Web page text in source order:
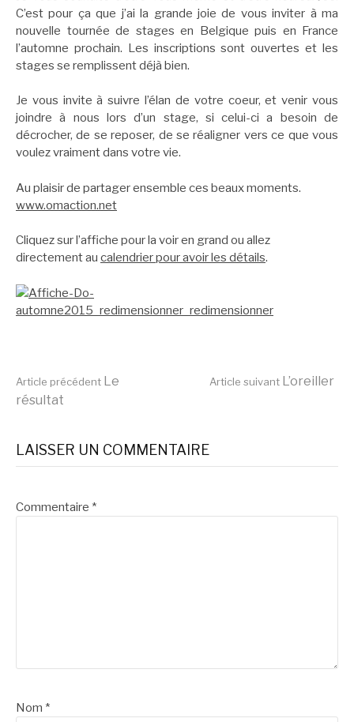
C’est pour ça que j’ai la grande joie de vous inviter à ma
nouvelle tournée de stages en Belgique puis en France
l’automne prochain. Les inscriptions sont ouvertes et les
stages se remplissent déjà bien.
Je vous invite à suivre l’élan de votre coeur, et venir vous
joindre à nous lors d’un stage, si celui-ci a besoin de
décrocher, de se reposer, de se réaligner vers ce que vous
voulez vraiment dans votre vie.
Au plaisir de partager ensemble ces beaux moments.
www.omaction.net
Cliquez sur l’affiche pour la voir en grand ou allez
directement au calendrier pour avoir les détails.
Lire
la
suite
Article précédent Le
résultat
Article suivant L’oreiller
LAISSER UN COMMENTAIRE
Commentaire *
Nom *